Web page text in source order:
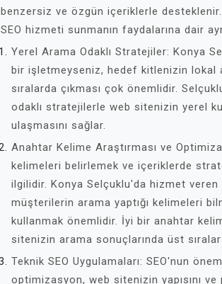
benzersiz ve özgün içeriklerle
SEO hizmeti sunmanın faydalarına dair
Yerel Arama Odaklı Stratejiler: Konya
bir işletmeyseniz, hedef kitlenizin lokal
sıralarda çıkması çok önemlidir.
odaklı stratejilerle web sitenizin yerel
ulaşmasını sağlar.
Anahtar Kelime Araştırması ve
kelimeleri belirlemek ve içeriklerde
ilgilidir. Konya Selçuklu'da hizmet
müşterilerin arama yaptığı kelimeleri
kullanmak önemlidir. İyi bir anahtar
sitenizin arama sonuçlarında üst
Teknik SEO Uygulamaları: SEO'nun
optimizasyon, web sitenizin yapısını ve